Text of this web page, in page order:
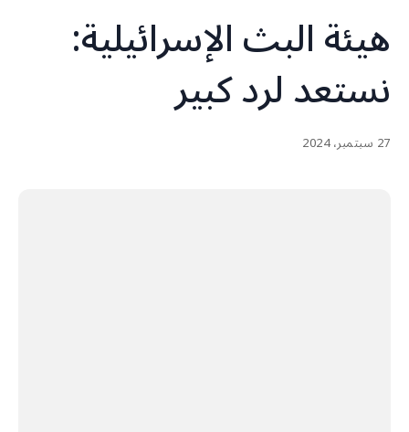
‏هيئة البث الإسرائيلية:
نستعد لرد كبير
27 سبتمبر، 2024